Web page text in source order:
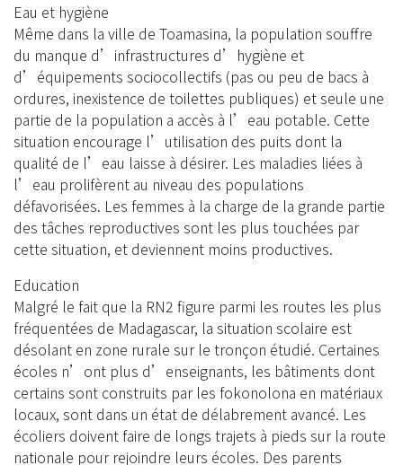
Eau et hygiène
Même dans la ville de Toamasina, la population souffre
du manque d’infrastructures d’hygiène et
d’équipements sociocollectifs (pas ou peu de bacs à
ordures, inexistence de toilettes publiques) et seule une
partie de la population a accès à l’eau potable. Cette
situation encourage l’utilisation des puits dont la
qualité de l’eau laisse à désirer. Les maladies liées à
l’eau prolifèrent au niveau des populations
défavorisées. Les femmes à la charge de la grande partie
des tâches reproductives sont les plus touchées par
cette situation, et deviennent moins productives.
Education
Malgré le fait que la RN2 figure parmi les routes les plus
fréquentées de Madagascar, la situation scolaire est
désolant en zone rurale sur le tronçon étudié. Certaines
écoles n’ont plus d’enseignants, les bâtiments dont
certains sont construits par les fokonolona en matériaux
locaux, sont dans un état de délabrement avancé. Les
écoliers doivent faire de longs trajets à pieds sur la route
nationale pour rejoindre leurs écoles. Des parents